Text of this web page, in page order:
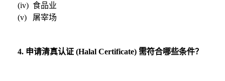
(iv) 食品业
(v) 屠宰场
4. 申请清真认证 (Halal Certificate) 需符合哪些条件？